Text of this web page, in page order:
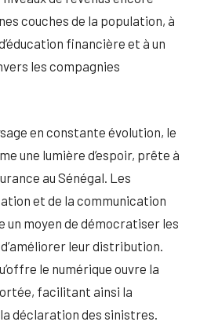
couches de la population, à
financière et à un
les compagnies
en constante évolution, le
une lumière d’espoir, prête à
au Sénégal. Les
et de la communication
un moyen de démocratiser les
leur distribution.
le numérique ouvre la
facilitant ainsi la
déclaration des sinistres.